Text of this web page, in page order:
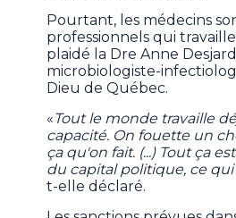
Pourtant, les médecins
professionnels qui
plaidé la Dre Anne
microbiologiste-
Dieu de Québec.
«Tout le monde travaille
capacité. On fouette un
ça qu'on fait. (...) Tout ça
du capital politique, ce
t-elle déclaré.